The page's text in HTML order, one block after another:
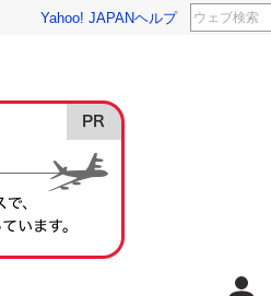
Yahoo! JAPANヘルプ